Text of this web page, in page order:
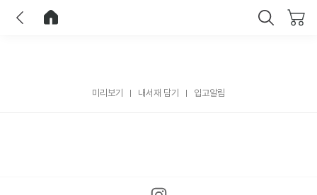
미리보기 내서재 담기 입고알림